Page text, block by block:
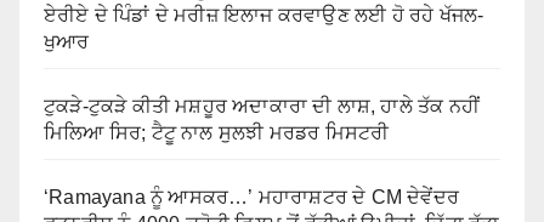
ਏਰੀਏ ਦੇ ਪਿੰਡਾਂ ਦੇ ਮਰੀਜ਼ ਇਲਾਜ ਕਰਵਾਉਣ ਲਈ ਹੋ ਰਹੇ ਖੱਜਲ-
ਖੁਆਰ
ਟੁਕੜੇ-ਟੁਕੜੇ ਕੀਤੀ ਮਸ਼ਹੂਰ ਅਦਾਕਾਰਾ ਦੀ ਲਾਸ਼, ਹਾਲੇ ਤੱਕ ਨਹੀਂ
ਮਿਲਿਆ ਸਿਰ; ਟੈਟੂ ਨਾਲ ਸੁਲਝੀ ਮਰਡਰ ਮਿਸਟਰੀ
‘Ramayana ਨੂੰ ਆਸਕਰ…’ ਮਹਾਰਾਸ਼ਟਰ ਦੇ CM ਦੇਵੇਂਦਰ